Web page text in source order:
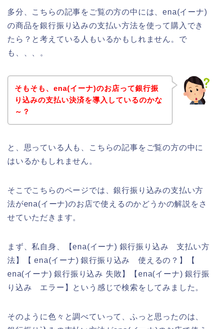
多分、こちらの記事をご覧の方の中には、ena(イーナ)
の商品を銀行振り込みの支払い方法を使って購入でき
たら？と考えている人もいるかもしれません。で
も、、、。
そもそも、ena(イーナ)のお店って銀行振
り込みの支払い決済を導入しているのかな
～？
と、思っている人も、こちらの記事をご覧の方の中に
はいるかもしれません。
そこでこちらのページでは、銀行振り込みの支払い方
法がena(イーナ)のお店で使えるのかどうかの解説をさ
せていただきます。
まず、私自身、【ena(イーナ) 銀行振り込み 支払い方
法】【 ena(イーナ) 銀行振り込み 使えるの？】【
ena(イーナ) 銀行振り込み 失敗】【ena(イーナ) 銀行振
り込み エラー】という感じで検索をしてみました。
そのように色々と調べていって、ふっと思ったのは、